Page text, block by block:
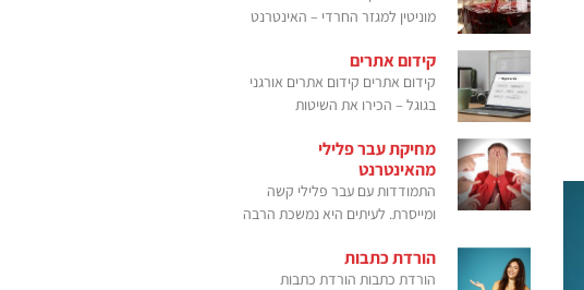
מוניטין למגזר החרדי – האינטרנט
קידום אתרים
קידום אתרים קידום אתרים אורגני
בגוגל – הכירו את השיטות
מחיקת עבר פלילי
מהאינטרנט
התמודדות עם עבר פלילי קשה
ומייסרת. לעיתים היא נמשכת הרבה
הורדת כתבות
הורדת כתבות הורדת כתבות